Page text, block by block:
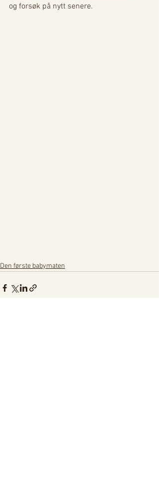
og forsøk på nytt senere.
Den første babymaten